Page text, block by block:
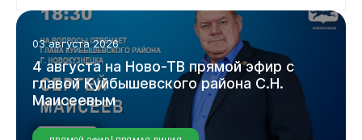
03 августа 2026
4августана Ново-ТВ прямойэфир с
главойКуйбышевскогорайона С.Н.
Маисеевым